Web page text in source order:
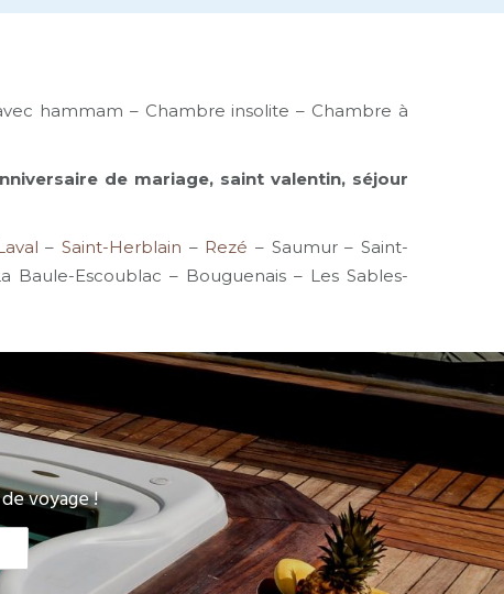
hammam – Chambre insolite – Chambre à
de mariage, saint valentin, séjour
– Saint-Herblain – Rezé – Saumur – Saint-
Baule-Escoublac – Bouguenais – Les Sables-
voyage !